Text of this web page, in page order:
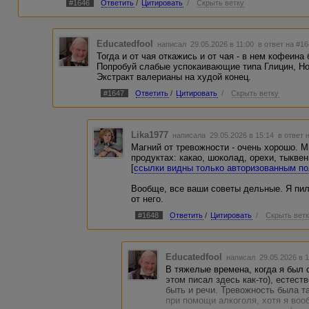
должна
сама по
собаки,
читала,
связано
То
этих
руки от
#1646 Ответить / Цитировать / Скрыть ветку
Educatedfool написал 29.05.2026 в 11:00 в ответ на
Тогда и от чая откажись и от чая - в нем
Попробуй слабые успокаивающие типа Глицин,
Экстракт валерианы на худой конец.
#1647 Ответить / Цитировать / Скрыть ветку
Lika1977 написала 29.05.2026 в 15:14 в ответ
Магний от тревожности - очень хорошо.
продуктах: какао, шоколад, орехи,
[ссылки видны только авторизованным
Вообще, все ваши советы дельные. Я
от него.
#1648 Ответить / Цитировать / Скрыть
Educatedfool написал 29.05.2026 в
В тяжелые времена, когда я был
этом писал здесь как-то),
быть и речи. Тревожность была
при помощи алкоголя, хотя я